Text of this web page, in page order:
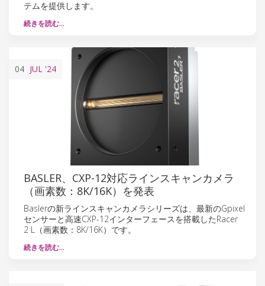
テムを提供します。
続きを読む…
04 JUL '24
BASLER、CXP-12対応ラインスキャンカメラ
（画素数：8K/16K）を発表
Ba​​slerの新ラインスキャンカメラシリーズは、最新のGpixel
センサーと高速CXP-12インターフェースを搭載したRacer
2 L（画素数：8K/16K）です。
続きを読む…